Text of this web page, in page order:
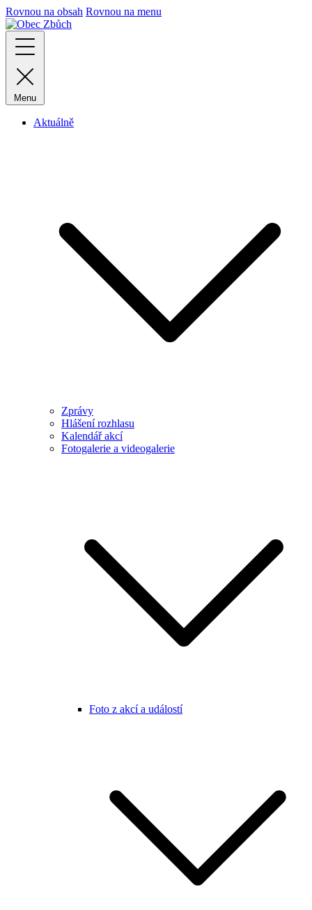
Rovnou na obsah Rovnou na menu
Menu
Aktuálně
Zprávy
Hlášení rozhlasu
Kalendář akcí
Fotogalerie a videogalerie
Foto z akcí a událostí